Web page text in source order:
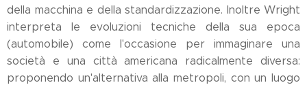
della macchina e della standardizzazione. Inoltre Wright
interpreta le evoluzioni tecniche della sua epoca
(automobile) come l'occasione per immaginare una
società e una città americana radicalmente diversa:
proponendo un'alternativa alla metropoli, con un luogo